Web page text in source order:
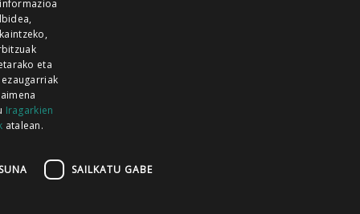
GUKA
GUKA ZUMAIA GUKA
eta
Iragarkien
atalean.
SAILKATU GABE